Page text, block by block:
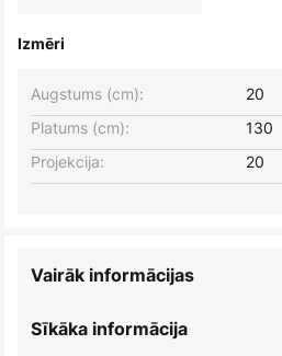
Izmēri
Platums (cm): 130
Augstums (cm): 20
Projekcija: 20
Sīkāka informācija
Vairāk informācijas